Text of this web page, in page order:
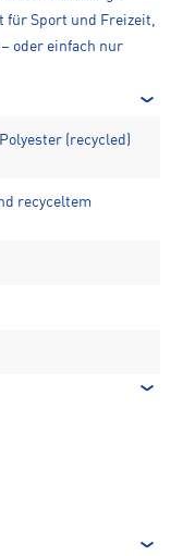
Sport und Freizeit,
oder einfach nur
(recycled)
recyceltem